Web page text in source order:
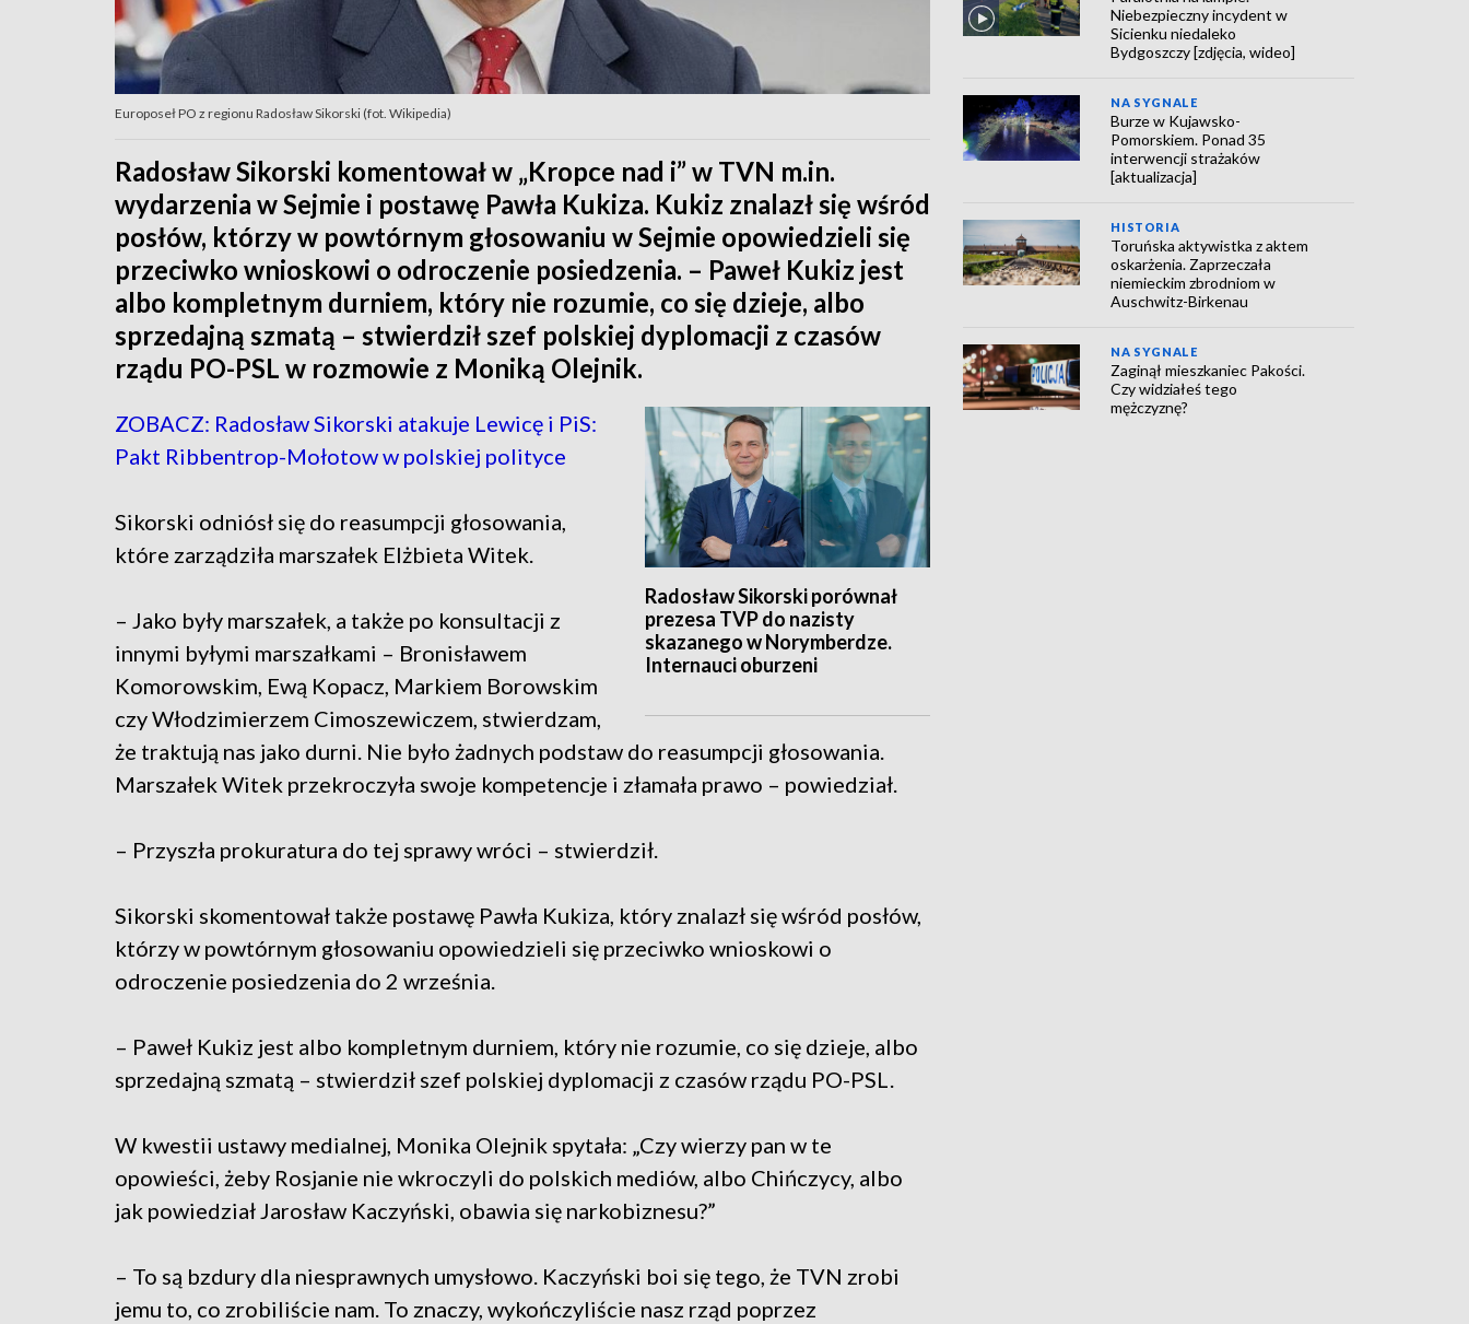
Europoseł PO z regionu Radosław Sikorski (fot. Wikipedia)
Radosław Sikorski komentował w „Kropce nad i” w TVN m.in.
wydarzenia w Sejmie i postawę Pawła Kukiza. Kukiz znalazł się wśród
posłów, którzy w powtórnym głosowaniu w Sejmie opowiedzieli się
przeciwko wnioskowi o odroczenie posiedzenia. – Paweł Kukiz jest
albo kompletnym durniem, który nie rozumie, co się dzieje, albo
sprzedajną szmatą – stwierdził szef polskiej dyplomacji z czasów
rządu PO-PSL w rozmowie z Moniką Olejnik.
Radosław Sikorski porównał
prezesa TVP do nazisty
skazanego w Norymberdze.
Internauci oburzeni
ZOBACZ: Radosław Sikorski atakuje Lewicę i PiS:
Pakt Ribbentrop-Mołotow w polskiej polityce
Sikorski odniósł się do reasumpcji głosowania,
które zarządziła marszałek Elżbieta Witek.
– Jako były marszałek, a także po konsultacji z
innymi byłymi marszałkami – Bronisławem
Komorowskim, Ewą Kopacz, Markiem Borowskim
czy Włodzimierzem Cimoszewiczem, stwierdzam,
że traktują nas jako durni. Nie było żadnych podstaw do reasumpcji głosowania.
Marszałek Witek przekroczyła swoje kompetencje i złamała prawo – powiedział.
– Przyszła prokuratura do tej sprawy wróci – stwierdził.
Sikorski skomentował także postawę Pawła Kukiza, który znalazł się wśród posłów,
którzy w powtórnym głosowaniu opowiedzieli się przeciwko wnioskowi o
odroczenie posiedzenia do 2 września.
– Paweł Kukiz jest albo kompletnym durniem, który nie rozumie, co się dzieje, albo
sprzedajną szmatą – stwierdził szef polskiej dyplomacji z czasów rządu PO-PSL.
W kwestii ustawy medialnej, Monika Olejnik spytała: „Czy wierzy pan w te
opowieści, żeby Rosjanie nie wkroczyli do polskich mediów, albo Chińczycy, albo
jak powiedział Jarosław Kaczyński, obawia się narkobiznesu?”
– To są bzdury dla niesprawnych umysłowo. Kaczyński boi się tego, że TVN zrobi
jemu to, co zrobiliście nam. To znaczy, wykończyliście nasz rząd poprzez
Niebezpieczny incydent w
Sicienku niedaleko
Bydgoszczy [zdjęcia, wideo]
NA SYGNALE
Burze w Kujawsko-
Pomorskiem. Ponad 35
interwencji strażaków
[aktualizacja]
HISTORIA
Toruńska aktywistka z aktem
oskarżenia. Zaprzeczała
niemieckim zbrodniom w
Auschwitz-Birkenau
NA SYGNALE
Zaginął mieszkaniec Pakości.
Czy widziałeś tego
mężczyznę?